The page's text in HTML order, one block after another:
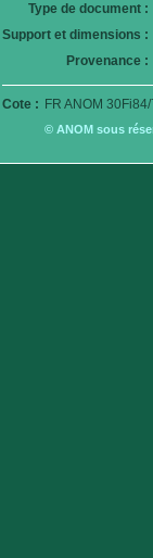
Type de document :
Support et dimensions :
Provenance :
Cote : FR ANOM
© ANOM sous